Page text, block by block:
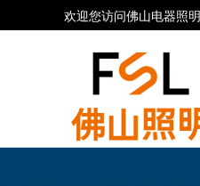
欢迎您访问佛山电器照